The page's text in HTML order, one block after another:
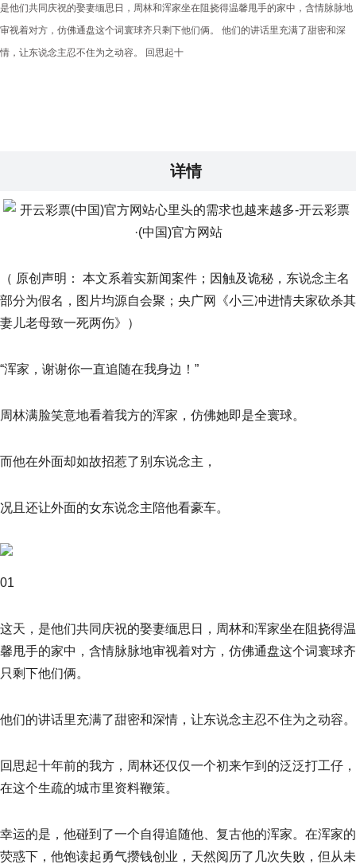
是他们共同庆祝的娶妻缅思日，周林和浑家坐在阻挠得温馨甩手的家中，含情脉脉地
审视着对方，仿佛通盘这个词寰球齐只剩下他们俩。 他们的讲话里充满了甜密和深
情，让东说念主忍不住为之动容。 回思起十
详情
（ 原创声明： 本文系着实新闻案件；因触及诡秘，东说念主名
部分为假名，图片均源自会聚；央广网《小三冲进情夫家砍杀其
妻儿老母致一死两伤》）
“浑家，谢谢你一直追随在我身边！”
周林满脸笑意地看着我方的浑家，仿佛她即是全寰球。
而他在外面却如故招惹了别东说念主，
况且还让外面的女东说念主陪他看豪车。
01
这天，是他们共同庆祝的娶妻缅思日，周林和浑家坐在阻挠得温
馨甩手的家中，含情脉脉地审视着对方，仿佛通盘这个词寰球齐
只剩下他们俩。
他们的讲话里充满了甜密和深情，让东说念主忍不住为之动容。
回思起十年前的我方，周林还仅仅一个初来乍到的泛泛打工仔，
在这个生疏的城市里资料鞭策。
幸运的是，他碰到了一个自得追随他、复古他的浑家。在浑家的
荧惑下，他饱读起勇气攒钱创业，天然阅历了几次失败，但从未